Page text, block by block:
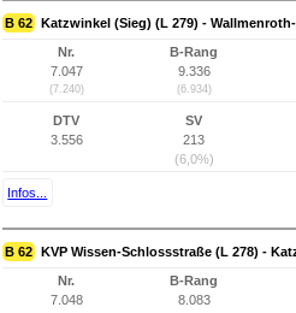
B 62 Katzwinkel (Sieg) (L 279) -
Nr.
7.047
(7.240)
B-Rang
9.336
(6.934)
DTV
3.556
SV
213
(6,0%)
Infos...
B 62 KVP Wissen-Schlossstraße (L 278) -
Nr.
7.048
B-Rang
8.083